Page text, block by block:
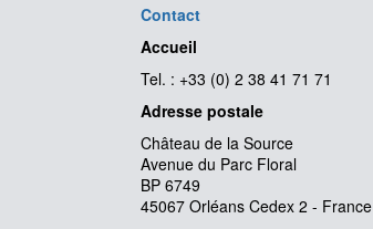
Contact
Accueil
Tel. : +33 (0) 2 38 41 71 71
Adresse postale
Château de la Source
Avenue du Parc Floral
BP 6749
45067 Orléans Cedex 2 - France